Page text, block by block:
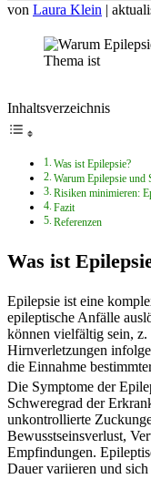
von Laura Klein |
Inhaltsverzeichnis
Was ist Epilepsie?
Warum Epilepsie und
Risiken minimieren:
Fazit
Referenzen
Was ist
Epilepsie ist eine
epileptische Anfälle
können vielfältig sein, z.
Hirnverletzungen
die Einnahme
Die Symptome der
Schweregrad der
unkontrollierte
Bewusstseinsverlust,
Empfindungen.
Dauer variieren und